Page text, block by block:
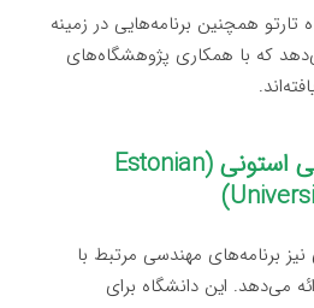
تارتو همچنین برنامه‌هایی در زمینه
که با همکاری پژوهشگاه‌های
۳٫ دانشگاه علوم زندگی استونی (Estonian
نیز برنامه‌های مهندسی مرتبط با
می‌دهد. این دانشگاه برای